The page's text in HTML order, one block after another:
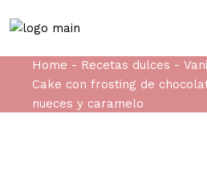
Home Recetas dulces
Cake con frosting de
nueces y caramelo